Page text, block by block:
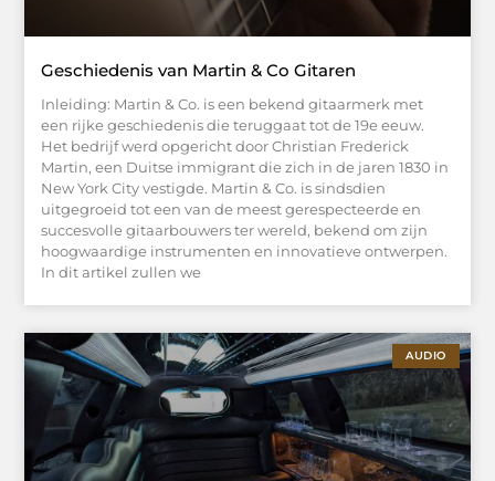
Geschiedenis van Martin & Co Gitaren
Inleiding: Martin & Co. is een bekend gitaarmerk met
een rijke geschiedenis die teruggaat tot de 19e eeuw.
Het bedrijf werd opgericht door Christian Frederick
Martin, een Duitse immigrant die zich in de jaren 1830 in
New York City vestigde. Martin & Co. is sindsdien
uitgegroeid tot een van de meest gerespecteerde en
succesvolle gitaarbouwers ter wereld, bekend om zijn
hoogwaardige instrumenten en innovatieve ontwerpen.
In dit artikel zullen we
AUDIO